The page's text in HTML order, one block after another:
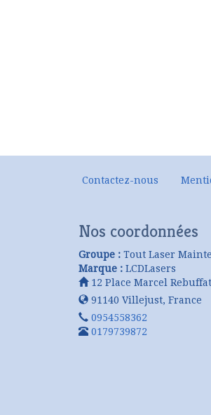
Contactez-nous
Nos coordonnées
Groupe : Tout Laser
Marque : LCDLasers
12 Place Marcel Rebuffat
91140 Villejust, France
0954558362
0179739872